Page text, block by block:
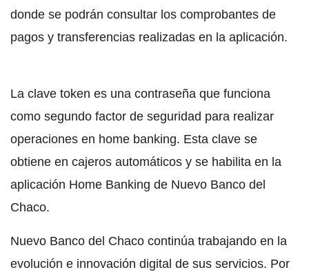
donde se podrán consultar los comprobantes de
pagos y transferencias realizadas en la aplicación.
La clave token es una contraseña que funciona
como segundo factor de seguridad para realizar
operaciones en home banking. Esta clave se
obtiene en cajeros automáticos y se habilita en la
aplicación Home Banking de Nuevo Banco del
Chaco.
Nuevo Banco del Chaco continúa trabajando en la
evolución e innovación digital de sus servicios. Por